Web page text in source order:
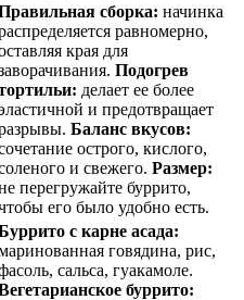
сборка: начинка
равномерно,
края для
Подогрев
делает ее более
и предотвращает
Баланс вкусов:
острого, кислого,
и свежего. Размер:
перегружайте буррито,
его было удобно есть.
с карне асада:
говядина, рис,
сальса, гуакамоле.
буррито: